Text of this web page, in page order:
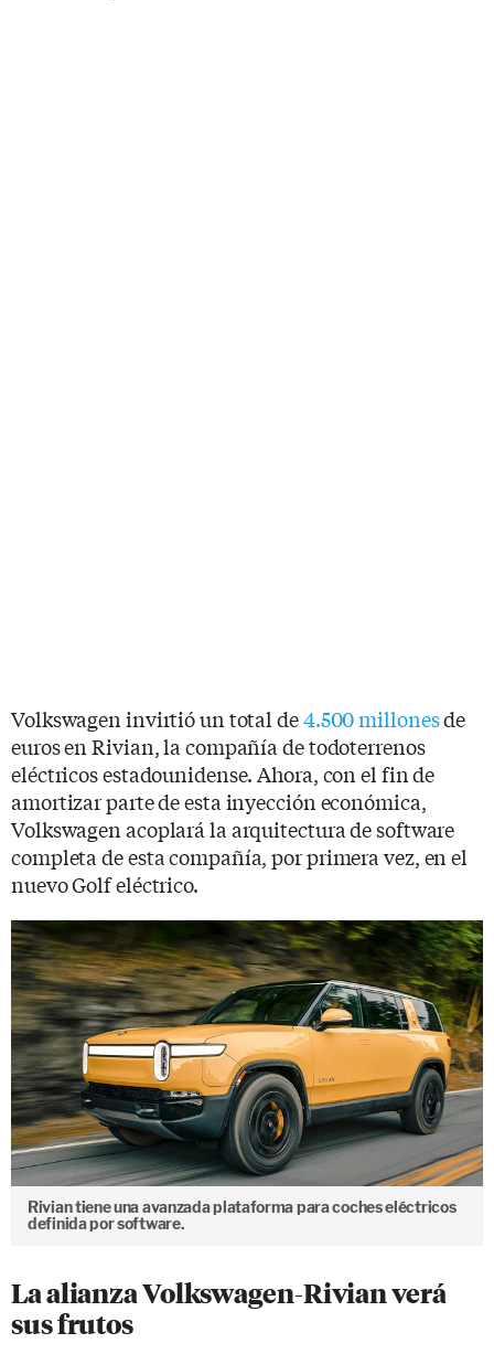
Volkswagen invirtió un total de4.500 millonesde
euros en Rivian, la compañía de todoterrenos
eléctricos estadounidense. Ahora, con el fin de
amortizar parte de esta inyección económica,
Volkswagen acoplará la arquitectura de software
completa de esta compañía, por primera vez, en el
nuevo Golf eléctrico.
Rivian tiene una avanzada plataforma para coches eléctricos
definida por software.
La alianza Volkswagen-Rivian verá
sus frutos